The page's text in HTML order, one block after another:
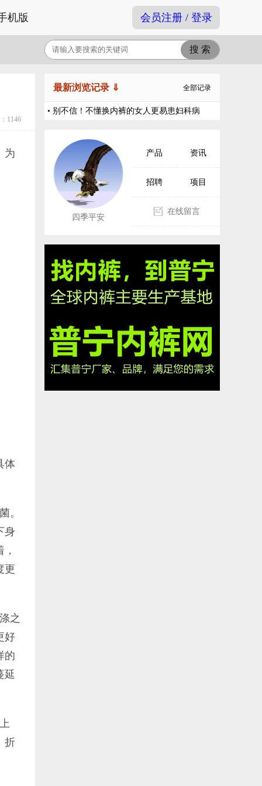
机版 会员注册 / 登录
1146
为
体
。
身
更
之
好
的
延
折
最新浏览记录 ⇓ 全部记录
• 别不信！不懂换内裤的女人更易患妇科病
四季平安
产品 资讯
招聘 项目
在线留言